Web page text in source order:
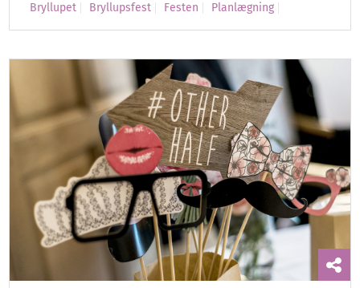
Bryllupet Bryllupsfest Festen Planlægning